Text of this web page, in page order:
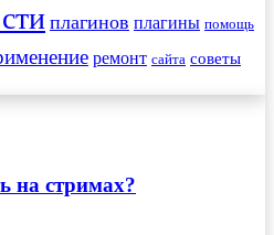
плагинов плагины помощь
ремонт сайта советы
на стримах?